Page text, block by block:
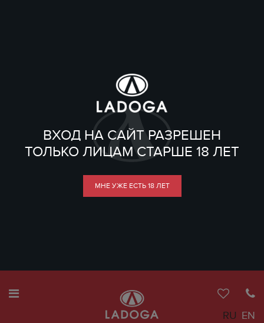
ВХОД НА САЙТ РАЗРЕШЕН
ТОЛЬКО ЛИЦАМ СТАРШЕ 18 ЛЕТ
МНЕ УЖЕ ЕСТЬ 18 ЛЕТ
RU EN